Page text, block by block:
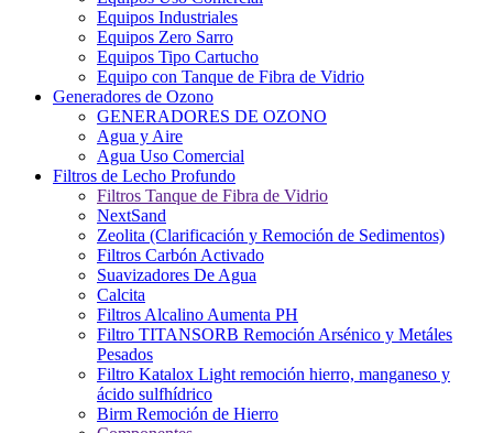
Equipos Industriales
Equipos Zero Sarro
Equipos Tipo Cartucho
Equipo con Tanque de Fibra de Vidrio
Generadores de Ozono
GENERADORES DE OZONO
Agua y Aire
Agua Uso Comercial
Filtros de Lecho Profundo
Filtros Tanque de Fibra de Vidrio
NextSand
Zeolita (Clarificación y Remoción de Sedimentos)
Filtros Carbón Activado
Suavizadores De Agua
Calcita
Filtros Alcalino Aumenta PH
Filtro TITANSORB Remoción Arsénico y Metáles
Pesados
Filtro Katalox Light remoción hierro, manganeso y
ácido sulfhídrico
Birm Remoción de Hierro